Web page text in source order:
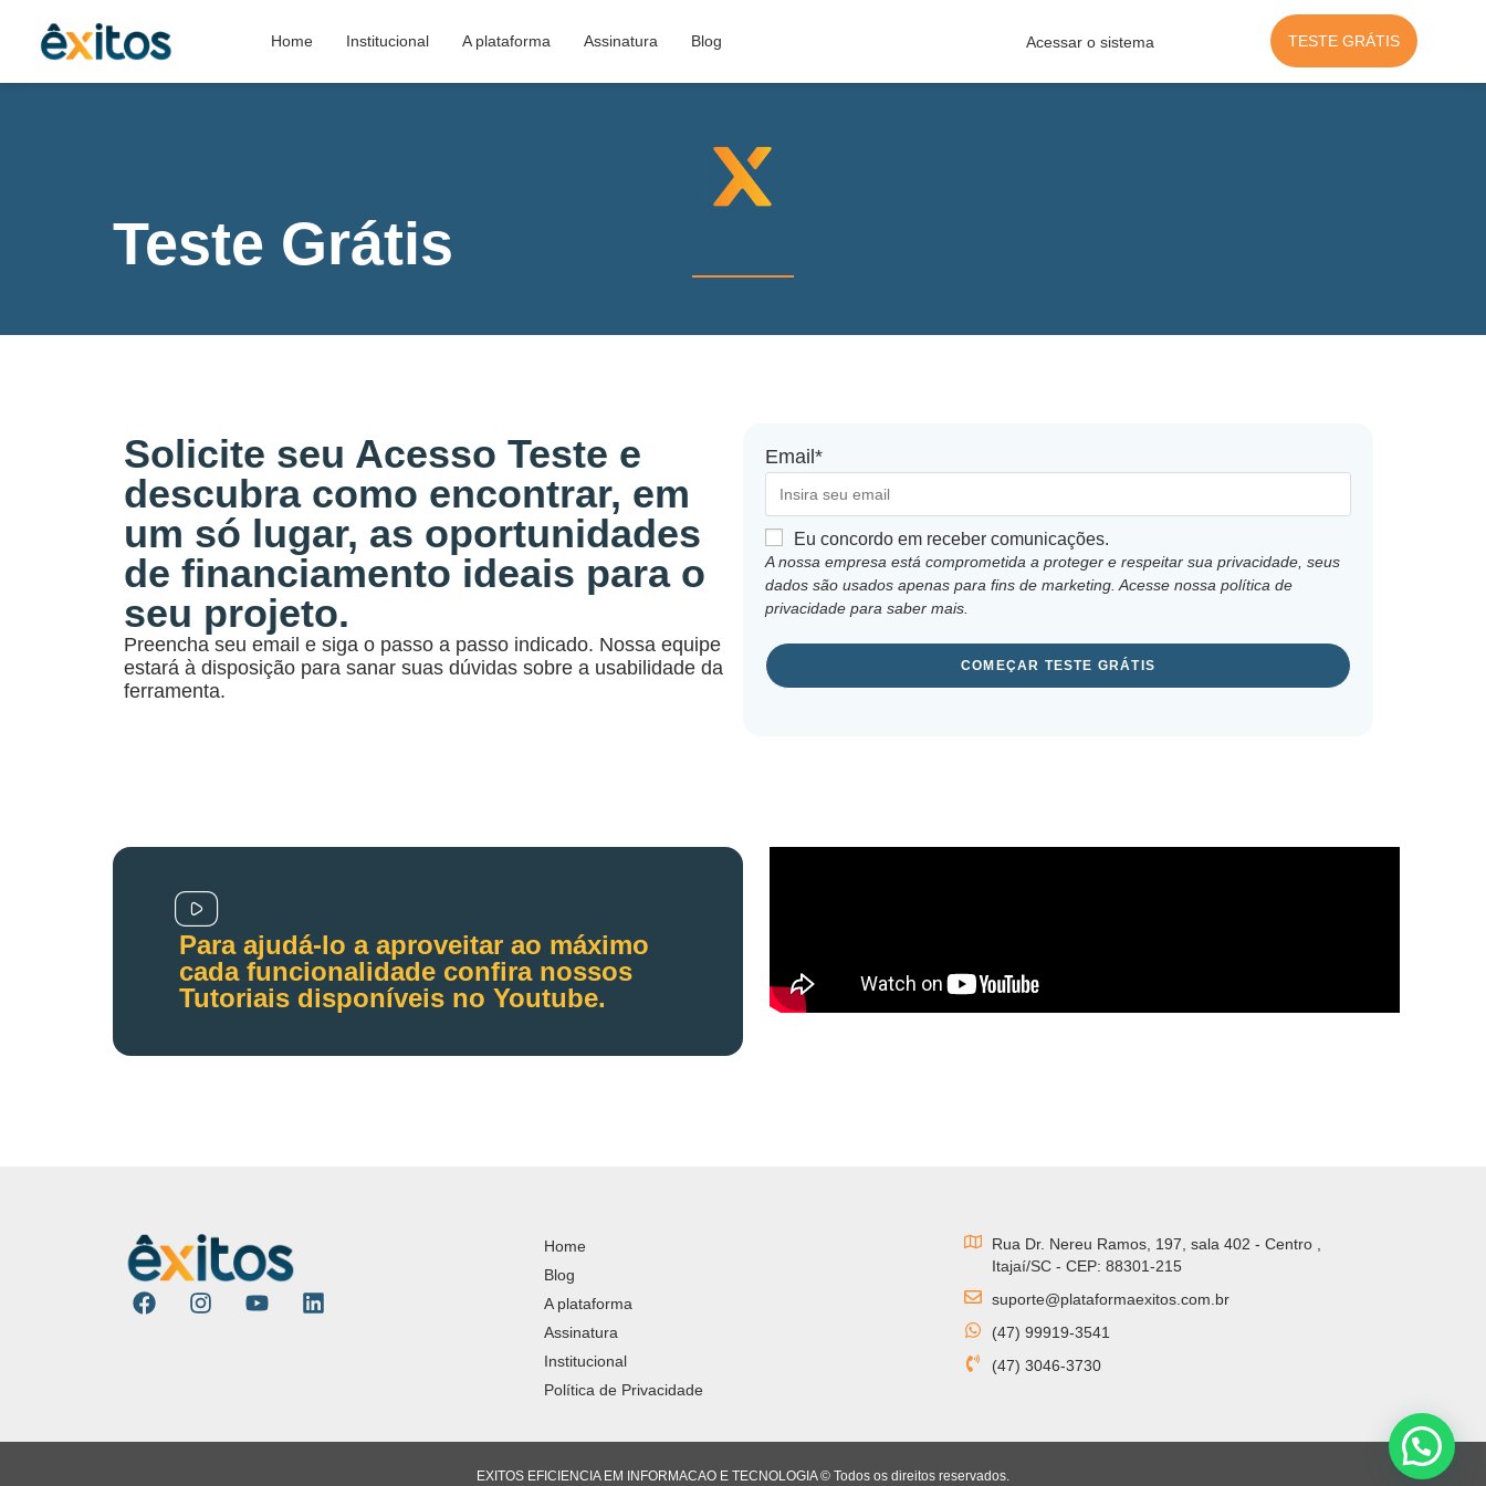
Home Institucional A plataforma Assinatura Blog Acessar o sistema TESTE GRÁTIS
Teste Grátis
Solicite seu Acesso Teste e
descubra como encontrar, em
um só lugar, as oportunidades
de financiamento ideais para o
seu projeto.
Preencha seu email e siga o passo a passo indicado. Nossa equipe
estará à disposição para sanar suas dúvidas sobre a usabilidade da
ferramenta.
Email*
Eu concordo em receber comunicações.
A nossa empresa está comprometida a proteger e respeitar sua privacidade, seus
dados são usados apenas para fins de marketing. Acesse nossa política de
privacidade para saber mais.
COMEÇAR TESTE GRÁTIS
Para ajudá-lo a aproveitar ao máximo
cada funcionalidade confira nossos
Tutoriais disponíveis no Youtube.
Home
Blog
A plataforma
Assinatura
Institucional
Política de Privacidade
Rua Dr. Nereu Ramos, 197, sala 402 - Centro ,
Itajaí/SC - CEP: 88301-215
suporte@plataformaexitos.com.br
(47) 99919-3541
(47) 3046-3730
EXITOS EFICIENCIA EM INFORMACAO E TECNOLOGIA © Todos os direitos reservados.